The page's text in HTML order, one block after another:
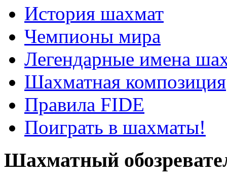
История шахмат
Чемпионы мира
Легендарные имена
Шахматная композиция
Правила FIDE
Поиграть в шахматы!
Шахматный